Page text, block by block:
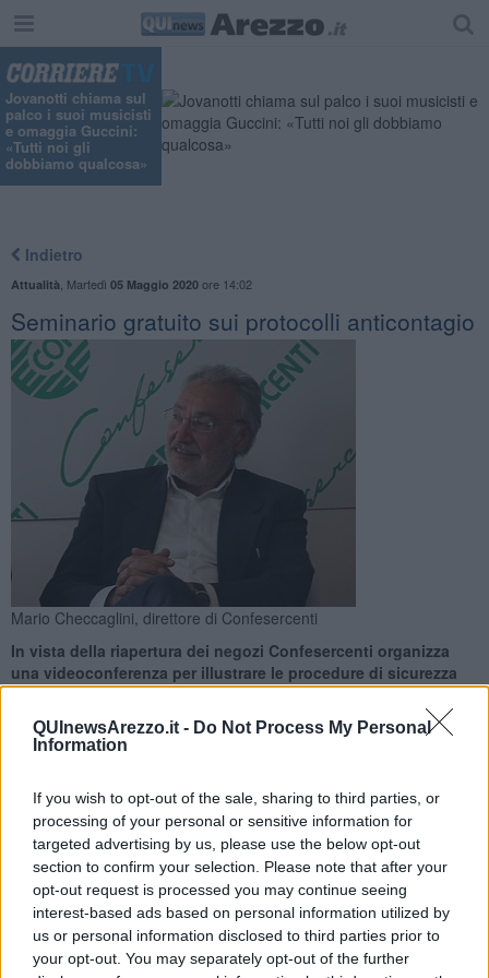
QUInewsArezzo.it - Do Not Process My Personal
Information
If you wish to opt-out of the sale, sharing to third parties, or
processing of your personal or sensitive information for
targeted advertising by us, please use the below opt-out
section to confirm your selection. Please note that after your
opt-out request is processed you may continue seeing
interest-based ads based on personal information utilized by
us or personal information disclosed to third parties prior to
your opt-out. You may separately opt-out of the further
Jovanotti chiama sul
palco i suoi musicisti
e omaggia Guccini:
«Tutti noi gli
dobbiamo qualcosa»
Indietro
Attualità Martedì 05 Maggio 2020ore 14:02
Seminario gratuito sui protocolli anticontagio
Mario Checcaglini, direttore di Confesercenti
In vista della riapertura dei negozi Confesercenti organizza
una videoconferenza per illustrare le procedure di sicurezza
da adottare nei locali
AREZZO —Confesercenti ha fissato pergiovedì 7 maggio dalle
14,30 alle 15,30un meeting online per chiarire agli operatori gli
accorgimenti da tenere all'interno dei loro negozi al momento della
ripartenza. Per accedere all'incontro, che spiegherà iprotocolli
anticontagio, sarà sufficiente collegarsi tramite lapiattaforma
Zoom oppure seguire ladiretta facebookattraverso la pagina di
Confesercenti Arezzo.